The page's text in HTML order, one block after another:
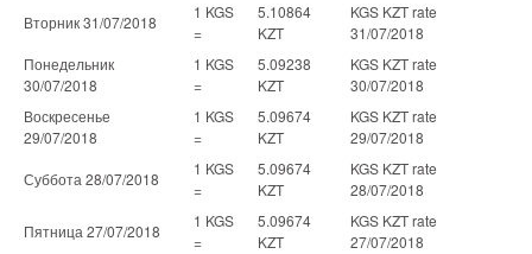
Вторник 31/07/2018
1 KGS
=
5.10864
KZT
KGS KZT rate
31/07/2018
Понедельник
30/07/2018
1 KGS
=
5.09238
KZT
KGS KZT rate
30/07/2018
Воскресенье
29/07/2018
1 KGS
=
5.09674
KZT
KGS KZT rate
29/07/2018
Суббота 28/07/2018
1 KGS
=
5.09674
KZT
KGS KZT rate
28/07/2018
Пятница 27/07/2018
1 KGS
=
5.09674
KZT
KGS KZT rate
27/07/2018